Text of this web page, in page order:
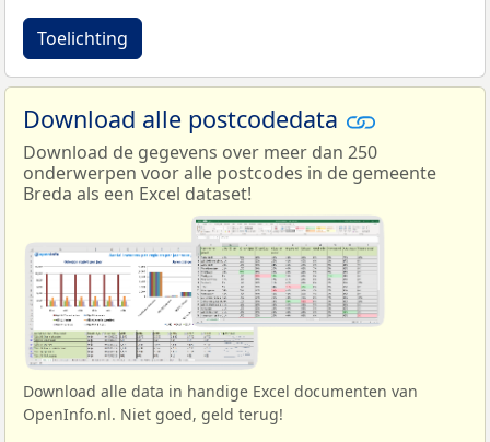
Toelichting
Download alle postcodedata
Download de gegevens over meer dan 250
onderwerpen voor alle postcodes in de gemeente
Breda als een Excel dataset!
Download alle data in handige Excel documenten van
OpenInfo.nl. Niet goed, geld terug!